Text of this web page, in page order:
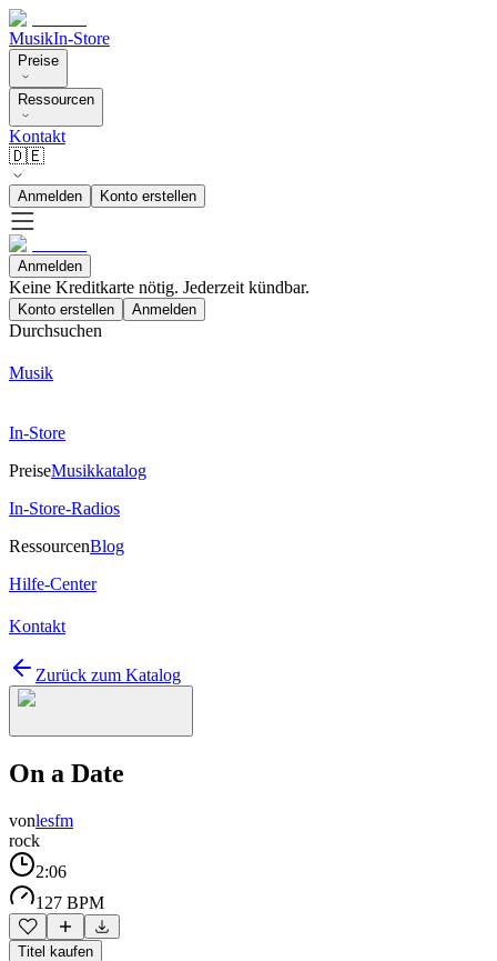
MusikIn-Store
Preise
Ressourcen
Kontakt
🇩🇪
Anmelden Konto erstellen
Anmelden
Keine Kreditkarte nötig. Jederzeit kündbar.
Konto erstellen Anmelden
Durchsuchen
Musik
In-Store
PreiseMusikkatalog
In-Store-Radios
RessourcenBlog
Hilfe-Center
Kontakt
Zurück zum Katalog
On a Date
vonlesfm
rock
2:06
127 BPM
Titel kaufen